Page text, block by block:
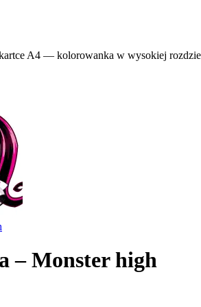
A4 — kolorowanka w wysokiej
– Monster high